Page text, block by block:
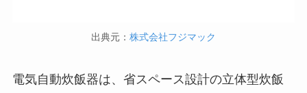
出典元： 株式会社フジマック
電気自動炊飯器は、省スペース設計の立体型炊飯